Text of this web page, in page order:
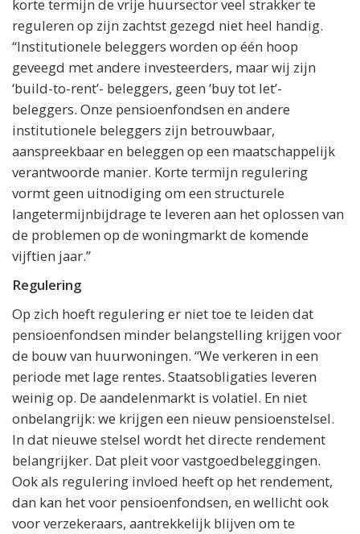
korte termijn de vrije huursector veel strakker te
reguleren op zijn zachtst gezegd niet heel handig.
“Institutionele beleggers worden op één hoop
geveegd met andere investeerders, maar wij zijn
‘build-to-rent’- beleggers, geen ‘buy tot let’-
beleggers. Onze pensioenfondsen en andere
institutionele beleggers zijn betrouwbaar,
aanspreekbaar en beleggen op een maatschappelijk
verantwoorde manier. Korte termijn regulering
vormt geen uitnodiging om een structurele
langetermijnbijdrage te leveren aan het oplossen van
de problemen op de woningmarkt de komende
vijftien jaar.”
Regulering
Op zich hoeft regulering er niet toe te leiden dat
pensioenfondsen minder belangstelling krijgen voor
de bouw van huurwoningen. “We verkeren in een
periode met lage rentes. Staatsobligaties leveren
weinig op. De aandelenmarkt is volatiel. En niet
onbelangrijk: we krijgen een nieuw pensioenstelsel.
In dat nieuwe stelsel wordt het directe rendement
belangrijker. Dat pleit voor vastgoedbeleggingen.
Ook als regulering invloed heeft op het rendement,
dan kan het voor pensioenfondsen, en wellicht ook
voor verzekeraars, aantrekkelijk blijven om te